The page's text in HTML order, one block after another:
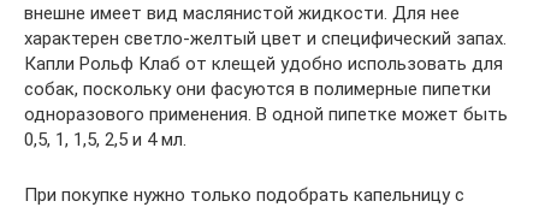
внешне имеет вид маслянистой жидкости. Для нее
характерен светло-желтый цвет и специфический запах.
Капли Рольф Клаб от клещей удобно использовать для
собак, поскольку они фасуются в полимерные пипетки
одноразового применения. В одной пипетке может быть
0,5, 1, 1,5, 2,5 и 4 мл.
При покупке нужно только подобрать капельницу с